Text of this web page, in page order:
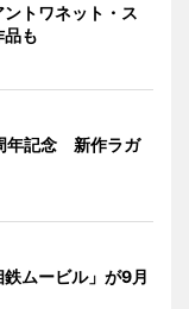
トワネット・ス
も
年記念 新作ラガ
ムービル」が9月